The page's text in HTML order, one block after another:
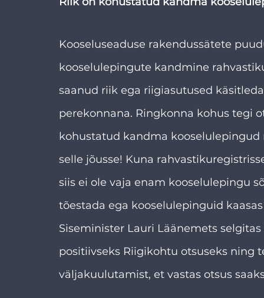
Kooseluseaduse rakendussätete
kooselulepingute kandmine
saanud riik ega riigiasutused
perekonnana. Ringkonna kohus tegi
kohustatud kandma
selle jõusse! Kuna
siis ei ole vaja enam kooselulepingu
tõestada ega kooselulepinguid
Siseminister Lauri Läänemets
positiivseks Riigikohtu otsuseks
väljakuulutamist, et vastas otsus